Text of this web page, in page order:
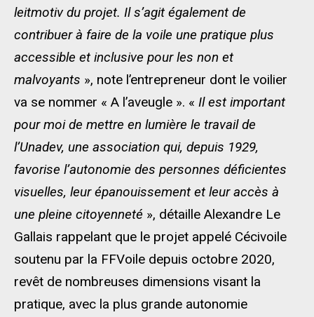
leitmotiv du projet. Il s’agit également de
contribuerà faire de la voile une pratique plus
accessible et inclusive pour les non et
malvoyants », note l’entrepreneur dont le voilier
va se nommer « A l’aveugle ». « Il est important
pour moi de mettre en lumière le travail de
l’Unadev, une association qui, depuis 1929,
favorise l’autonomie des personnes déficientes
visuelles, leur épanouissement et leur accès à
une pleine citoyenneté », détaille Alexandre Le
Gallais rappelant que le projet appelé Cécivoile
soutenu par la FFVoile depuis octobre 2020,
revêt de nombreuses dimensions visant la
pratique, avec la plus grande autonomie